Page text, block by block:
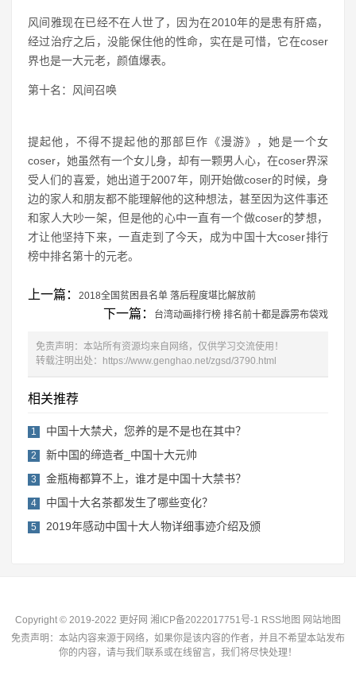
河童是一个八零后，他曾经就读于北京林业大学，在二零零六
织策划过很多有名的动漫，别如《动漫时代》等等，也受到过
第九名：风间雅
风间雅现在已经不在人世了，因为在2010年的是患有肝癌，
经过治疗之后，没能保住他的性命，实在是可惜，它在coser
界也是一大元老，颜值爆表。
coser，她虽然有一个女儿身，却有一颗男人心，在coser界深
受人们的喜爱，她出道于2007年，刚开始做coser的时候，身
和家人大吵一架，但是他的心中一直有一个做coser的梦想，
才让他坚持下来，一直走到了今天，成为中国十大coser排行
上一篇：2018全国贫困县名单 落后程度堪比解放前
下一篇：台湾动画排行榜 排名前十都是霹雳布袋戏
免责声明：本站所有资源均来自网络，仅供学习交流使用！
1 中国十大禁犬，您养的是不是也在其中？
2 新中国的缔造者_中国十大元帅